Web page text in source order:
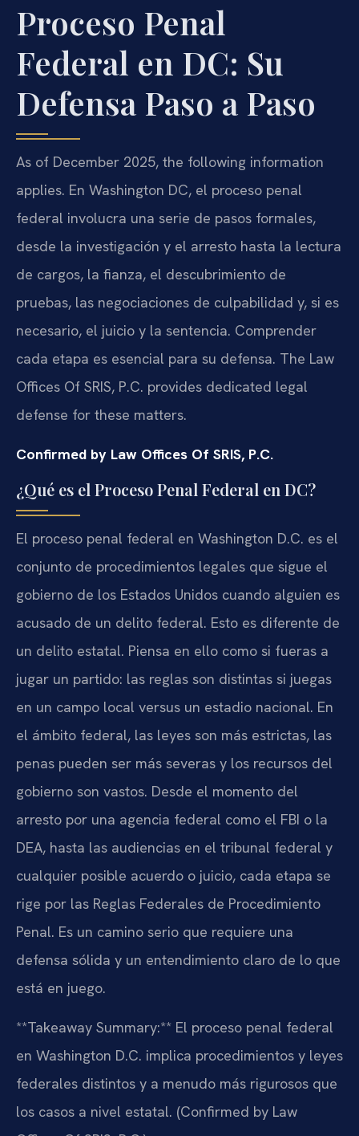
Proceso Penal
Federal en DC: Su
Defensa Paso a Paso
As of December 2025, the following information
applies. En Washington DC, el proceso penal
federal involucra una serie de pasos formales,
desde la investigación y el arresto hasta la lectura
de cargos, la fianza, el descubrimiento de
pruebas, las negociaciones de culpabilidad y, si es
necesario, el juicio y la sentencia. Comprender
cada etapa es esencial para su defensa. The Law
Offices Of SRIS, P.C. provides dedicated legal
defense for these matters.
Confirmed by Law Offices Of SRIS, P.C.
¿Qué es el Proceso Penal Federal en DC?
El proceso penal federal en Washington D.C. es el
conjunto de procedimientos legales que sigue el
gobierno de los Estados Unidos cuando alguien es
acusado de un delito federal. Esto es diferente de
un delito estatal. Piensa en ello como si fueras a
jugar un partido: las reglas son distintas si juegas
en un campo local versus un estadio nacional. En
el ámbito federal, las leyes son más estrictas, las
penas pueden ser más severas y los recursos del
gobierno son vastos. Desde el momento del
arresto por una agencia federal como el FBI o la
DEA, hasta las audiencias en el tribunal federal y
cualquier posible acuerdo o juicio, cada etapa se
rige por las Reglas Federales de Procedimiento
Penal. Es un camino serio que requiere una
defensa sólida y un entendimiento claro de lo que
está en juego.
**Takeaway Summary:** El proceso penal federal
en Washington D.C. implica procedimientos y leyes
federales distintos y a menudo más rigurosos que
los casos a nivel estatal. (Confirmed by Law